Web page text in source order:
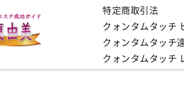
特定商取引法
クォンタムタッチ
クォンタムタッチ
クォンタムタッチ